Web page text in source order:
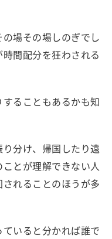
場その場しのぎでし
間配分を狂わされる
ることもあるかも知
分け、帰国したり遠
とが理解できない人
れることのほうが多
いると分かれば誰で